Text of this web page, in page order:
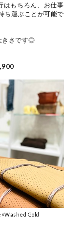
はもちろん、お仕事
ち運ぶことが可能で
きさです◎
Gold